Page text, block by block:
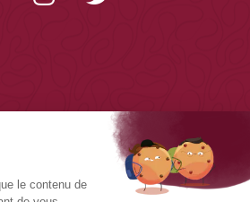
le contenu de
NOUS